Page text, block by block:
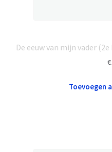
De eeuw van mijn vader
€
Toevoegen